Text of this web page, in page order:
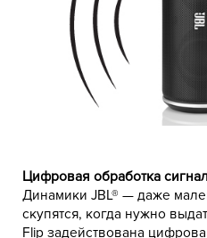
Цифровая обработка
Динамики JBL® — даже
скупятся, когда нужно
Flip задействована